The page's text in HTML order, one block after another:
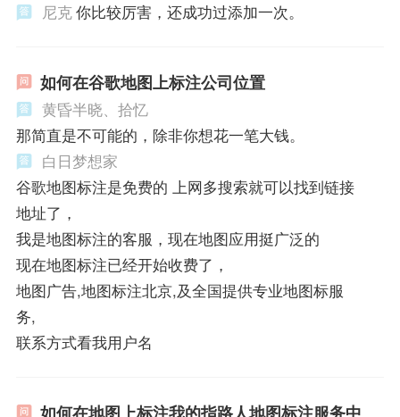
尼克你比较厉害，还成功过添加一次。
如何在谷歌地图上标注公司位置
黄昏半晓、拾忆
那简直是不可能的，除非你想花一笔大钱。
白日梦想家
谷歌地图标注是免费的 上网多搜索就可以找到链接
地址了，
我是地图标注的客服，现在地图应用挺广泛的
现在地图标注已经开始收费了，
地图广告,地图标注北京,及全国提供专业地图标服
务,
联系方式看我用户名
如何在地图上标注我的指路人地图标注服务中